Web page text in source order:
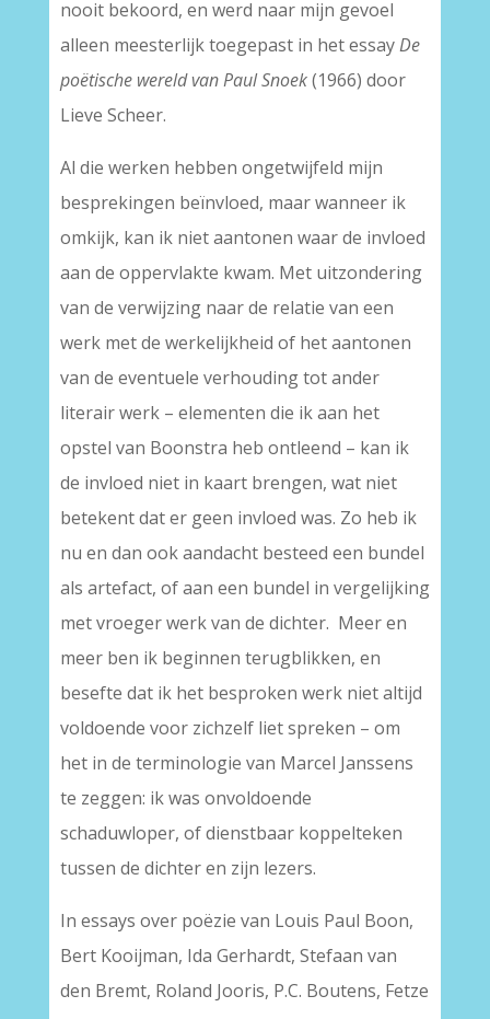
nooit bekoord, en werd naar mijn gevoel
alleen meesterlijk toegepast in het essayDe
poëtische wereld van Paul Snoek(1966) door
Lieve Scheer.
Al die werken hebben ongetwijfeld mijn
besprekingen beïnvloed, maar wanneer ik
omkijk, kan ik niet aantonen waar de invloed
aan de oppervlakte kwam. Met uitzondering
van de verwijzing naar de relatie van een
werk met de werkelijkheid of het aantonen
van de eventuele verhouding tot ander
literair werk – elementen die ik aan het
opstel van Boonstra heb ontleend – kan ik
de invloed niet in kaart brengen, wat niet
betekent dat er geen invloed was. Zo heb ik
nu en dan ook aandacht besteed een bundel
als artefact, of aan een bundel in vergelijking
met vroeger werk van de dichter. Meer en
meer ben ik beginnen terugblikken, en
besefte dat ik het besproken werk niet altijd
voldoende voor zichzelf liet spreken – om
het in de terminologie van Marcel Janssens
te zeggen: ik was onvoldoende
schaduwloper, of dienstbaar koppelteken
tussen de dichter en zijn lezers.
In essays over poëzie van Louis Paul Boon,
Bert Kooijman, Ida Gerhardt, Stefaan van
den Bremt, Roland Jooris, P.C. Boutens, Fetze